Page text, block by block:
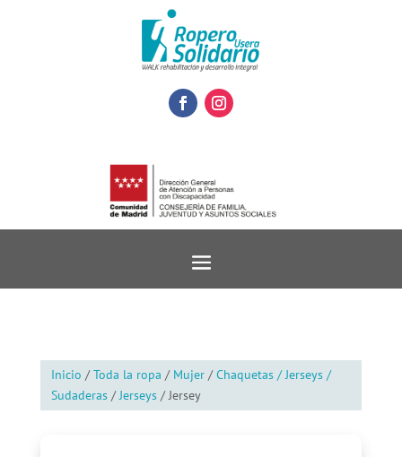
Inicio /Toda la ropa / Mujer/Chaquetas / Jerseys /
Sudaderas/Jerseys/ Jersey